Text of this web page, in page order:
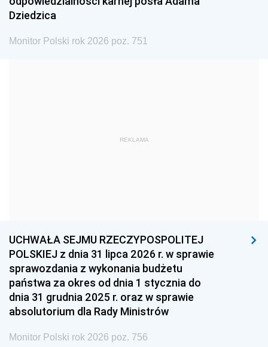
1987 1986 1985
1968
1954 1953 1952
1951 1950
1948 1947 1946
1939 1938
Dziedzica
Monitor Polski rok 2026 poz. 751
REKLAMA
UCHWAŁA SEJMU RZECZYPOSPOLITEJ
POLSKIEJ z dnia 31 lipca 2026 r. w sprawie
sprawozdania z wykonania budżetu
państwa za okres od dnia 1 stycznia do
dnia 31 grudnia 2025 r. oraz w sprawie
absolutorium dla Rady Ministrów
Monitor Polski rok 2026 poz. 756